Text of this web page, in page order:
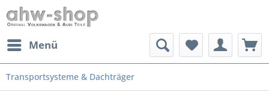
Menü
Transportsysteme & Dachträger